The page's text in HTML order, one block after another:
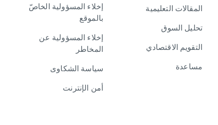
المقالات التعليمية
تحليل السوق
التقويم الاقتصادي
مساعدة
إخلاء المسؤولية الخاصّ
بالموقع
إخلاء المسؤولية عن
المخاطر
سياسة الشكاوى
أمن الإنترنت